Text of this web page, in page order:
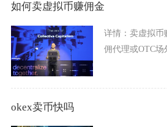
如何卖虚拟币赚佣金
详情： 卖虚拟币
佣代理或OTC场
okex卖币快吗